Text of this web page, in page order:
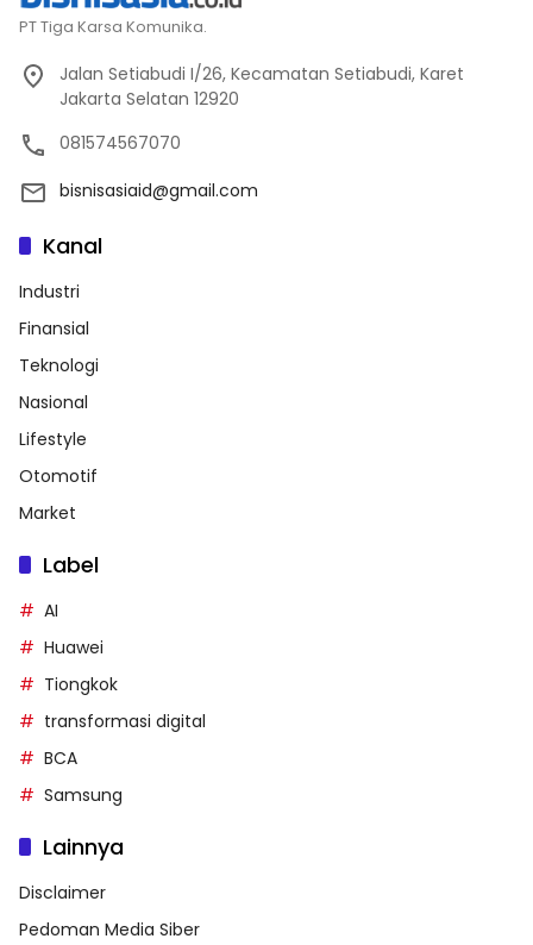
PT Tiga Karsa Komunika.
Jalan Setiabudi I/26, Kecamatan Setiabudi, Karet
Jakarta Selatan 12920
081574567070
bisnisasiaid@gmail.com
Kanal
Industri
Finansial
Teknologi
Nasional
Lifestyle
Otomotif
Market
Label
AI
Huawei
Tiongkok
transformasi digital
BCA
Samsung
Lainnya
Disclaimer
Pedoman Media Siber